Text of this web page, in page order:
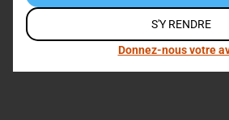
S'Y RENDRE
Donnez-nous votre